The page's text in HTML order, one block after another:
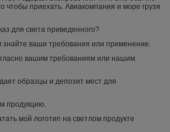
чтобы приехать. Авиакомпания и море грузя
для света приведенного?
знайте ваши требования или применение.
вашим требованиям или нашим
образцы и депозит мест для
продукцию.
мой логотип на светлом продукте